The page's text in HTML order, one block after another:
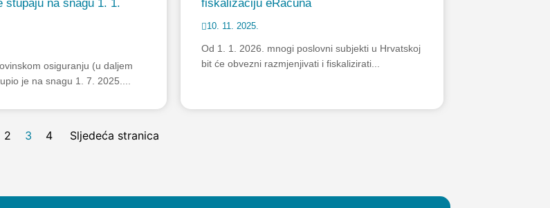
stupaju na snagu 1. 1.
osiguranju (u daljem
je na snagu 1. 7. 2025....
fiskalizaciju eRačuna
10. 11. 2025.
Od 1. 1. 2026. mnogi poslovni subjekti u Hrvatskoj
bit će obvezni razmjenjivati i fiskalizirati...
2 3 4 Sljedeća stranica